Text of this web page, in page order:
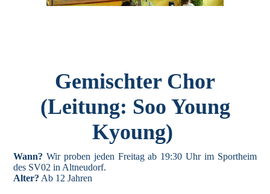
Gemischter Chor
(Leitung: Soo Young
Kyoung)
Wann? Wir proben jeden Freitag ab 19:30 Uhr im Sportheim
des SV02 in Altneudorf.
Alter? Ab 12 Jahren